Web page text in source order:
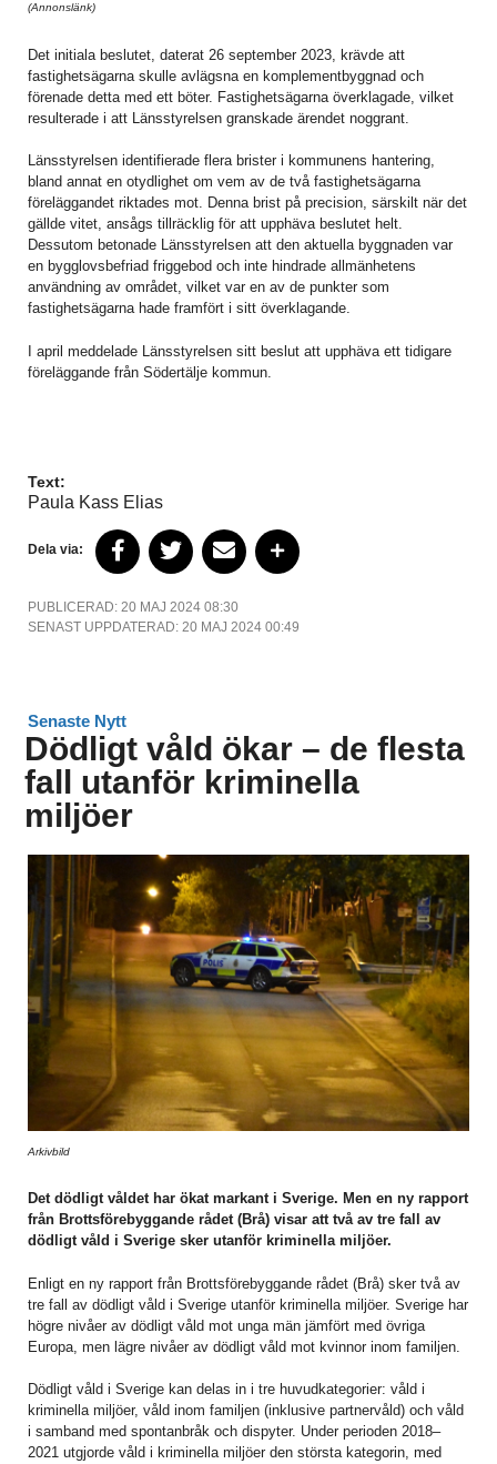
(Annonslänk)
Det initiala beslutet, daterat 26 september 2023, krävde att
fastighetsägarna skulle avlägsna en komplementbyggnad och
förenade detta med ett böter. Fastighetsägarna överklagade, vilket
resulterade i att Länsstyrelsen granskade ärendet noggrant.
Länsstyrelsen identifierade flera brister i kommunens hantering,
bland annat en otydlighet om vem av de två fastighetsägarna
föreläggandet riktades mot. Denna brist på precision, särskilt när det
gällde vitet, ansågs tillräcklig för att upphäva beslutet helt.
Dessutom betonade Länsstyrelsen att den aktuella byggnaden var
en bygglovsbefriad friggebod och inte hindrade allmänhetens
användning av området, vilket var en av de punkter som
fastighetsägarna hade framfört i sitt överklagande.
I april meddelade Länsstyrelsen sitt beslut att upphäva ett tidigare
föreläggande från Södertälje kommun.
Text:
Paula Kass Elias
Dela via:
PUBLICERAD: 20 MAJ 2024 08:30
SENAST UPPDATERAD: 20 MAJ 2024 00:49
Senaste Nytt
Dödligt våld ökar – de flesta
fall utanför kriminella
miljöer
Arkivbild
Det dödligt våldet har ökat markant i Sverige. Men en ny rapport
från Brottsförebyggande rådet (Brå) visar att två av tre fall av
dödligt våld i Sverige sker utanför kriminella miljöer.
Enligt en ny rapport från Brottsförebyggande rådet (Brå) sker två av
tre fall av dödligt våld i Sverige utanför kriminella miljöer. Sverige har
högre nivåer av dödligt våld mot unga män jämfört med övriga
Europa, men lägre nivåer av dödligt våld mot kvinnor inom familjen.
Dödligt våld i Sverige kan delas in i tre huvudkategorier: våld i
kriminella miljöer, våld inom familjen (inklusive partnervåld) och våld
i samband med spontanbråk och dispyter. Under perioden 2018–
2021 utgjorde våld i kriminella miljöer den största kategorin, med